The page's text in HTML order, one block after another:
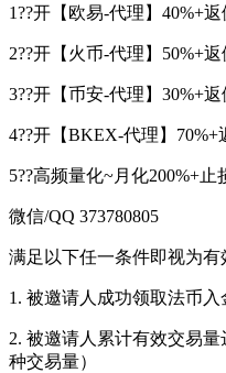
1??开【欧易-代理】40%+返
2??开【火币-代理】50%+返
3??开【币安-代理】30%+返
4??开【BKEX-代理】70%+
5??高频量化~月化200%+止
微信/QQ 373780805
满足以下任一条件即视为有
1. 被邀请人成功领取法币入
2. 被邀请人累计有效交易
种交易量）